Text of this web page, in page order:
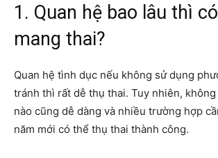
1. Quan hệ bao lâu thì
mang thai?
Quan hệ tình dục nếu không sử dụng
tránh thì rất dễ thụ thai. Tuy nhiên,
nào cũng dễ dàng và nhiều trường hợp
năm mới có thể thụ thai thành công.